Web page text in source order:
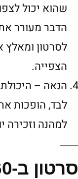
שהוא יכול
הדבר מעורר
לסרטון ומאלץ
הצפייה.
הנאה –
לבד, הופכות
למהנה וזכירה